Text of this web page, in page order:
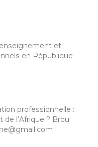
et
en République
professionnelle :
l’Afrique ? Brou